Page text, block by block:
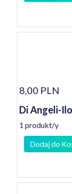
8,00 PLN
Di Angeli-
1 produkt/y
Dodaj do